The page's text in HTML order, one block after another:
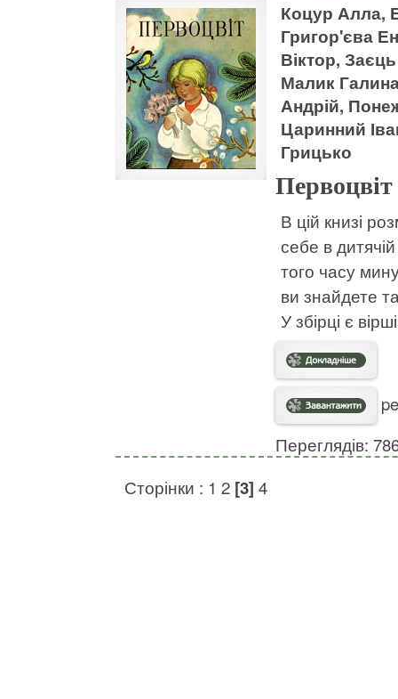
Коцур Алла,
Григор'єва
Віктор,
Малик
Андрій,
Царинний
Грицько
Первоцвіт
В цій книзі
себе в
того часу
ви знайдете
У збірці є
Переглядів:
Сторінки : 1 2 [3] 4